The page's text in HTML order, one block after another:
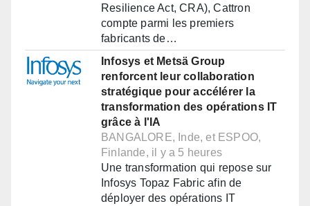
Resilience Act, CRA), Cattron
compte parmi les premiers
fabricants de…
Infosys et Metsä Group
renforcent leur collaboration
stratégique pour accélérer la
transformation des opérations IT
grâce à l'IA
BANGALORE, Inde, et ESPOO,
Finlande, il y a 5 heures
Une transformation qui repose sur
Infosys Topaz Fabric afin de
déployer des opérations IT